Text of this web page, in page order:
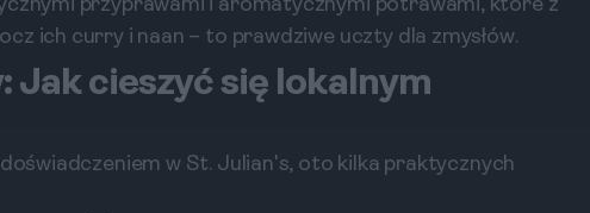
przyprawami i aromatycznymi potrawami, które z
ich curry i naan – to prawdziwe uczty dla zmysłów.
cieszyć się lokalnym
w St. Julian's, oto kilka praktycznych